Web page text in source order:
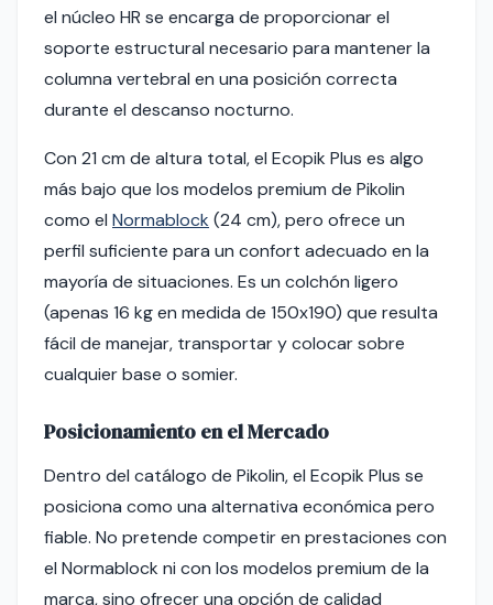
el núcleo HR se encarga de proporcionar el
soporte estructural necesario para mantener la
columna vertebral en una posición correcta
durante el descanso nocturno.
Con 21 cm de altura total, el Ecopik Plus es algo
más bajo que los modelos premium de Pikolin
como el Normablock (24 cm), pero ofrece un
perfil suficiente para un confort adecuado en la
mayoría de situaciones. Es un colchón ligero
(apenas 16 kg en medida de 150x190) que resulta
fácil de manejar, transportar y colocar sobre
cualquier base o somier.
Posicionamiento en el Mercado
Dentro del catálogo de Pikolin, el Ecopik Plus se
posiciona como una alternativa económica pero
fiable. No pretende competir en prestaciones con
el Normablock ni con los modelos premium de la
marca, sino ofrecer una opción de calidad